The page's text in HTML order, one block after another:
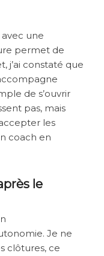
une
permet de
j’ai constaté que
de s’ouvrir
pas, mais
les
coach en
le
Je ne
clôtures, ce